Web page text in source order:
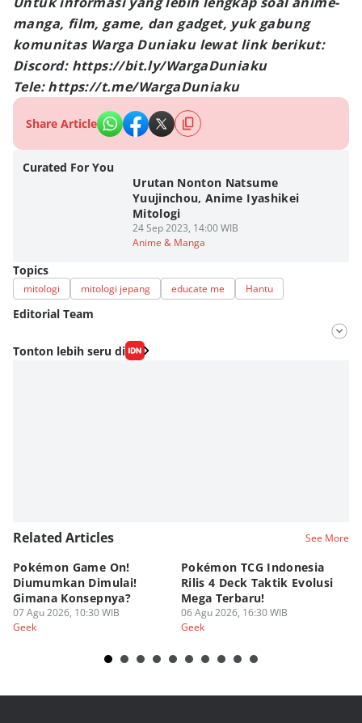
manga, film, game, dan gadget, yuk gabung
komunitas Warga Duniaku lewat link berikut:
Discord: https://bit.ly/WargaDuniaku
Tele: https://t.me/WargaDuniaku
Share Article
Curated For You
Urutan Nonton Natsume
Yuujinchou, Anime Iyashikei
Mitologi
24 Sep 2023, 14:00 WIB
Anime & Manga
Topics
mitologi mitologi jepang educate me Hantu
Editorial Team
Editor
Nadia Agatha Pramesthi
Tonton lebih seru di
Related Articles See More
Pokémon Game On!
Diumumkan Dimulai!
Gimana Konsepnya?
07 Agu 2026, 10:30 WIB
Geek
Pokémon TCG Indonesia
Rilis 4 Deck Taktik Evolusi
Mega Terbaru!
06 Agu 2026, 16:30 WIB
Geek